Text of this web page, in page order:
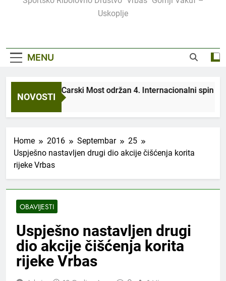
Uskoplje
MENU
NOVOSTI
Na spin stazi Carski Most održan 4. Internacionalni spin kup
2 Mjeseca Ago
Home 2016 Septembar
25
Uspješno nastavljen drugi dio akcije čišćenja korita
rijeke Vrbas
OBAVIJESTI
Uspješno nastavljen drugi
dio akcije čišćenja korita
rijeke Vrbas